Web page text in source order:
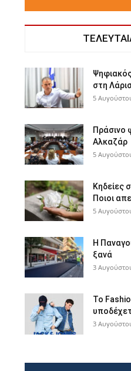
στη
5
Πράσινο
Αλκαζάρ
5
Κηδείες
Ποιοι
5
Η
ξανά
3
Το
3